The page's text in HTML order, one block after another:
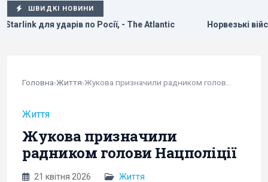
ШВИДКІ НОВИНИ
- The Atlantic Норвезькі військові навчають ЗСУ
Головна›Життя›
Життя
Жукова призначили
радником голови Нацполіції
21 квітня 2026 Життя